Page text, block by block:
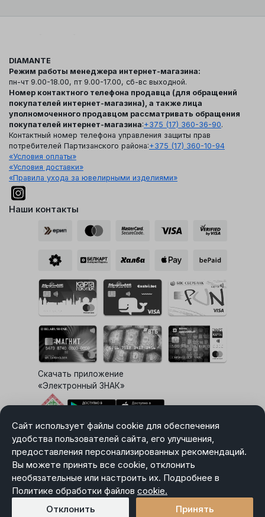
Сайт использует файлы cookie для обеспечения
удобства пользователей сайта, его улучшения,
предоставления персонализированных рекомендаций.
Вы можете принять все cookie, отклонить
необязательные или настроить их. Подробнее в
Политике обработки файлов cookie.
Отклонить
Принять
DIAMANTE
Режим работы менеджера интернет-магазина:
пн-чт 9.00-18.00, пт 9.00-17.00, сб-вс выходной.
Номер контактного телефона продавца (для обращений
покупателей интернет-магазина), а также лица
уполномоченного продавцом рассматривать обращения
покупателей интернет-магазина:+375 (17) 360-36-90.
Контактный номер телефона управления защиты прав
потребителей Партизанского района:+375 (17) 360-10-94
«Условия оплаты»
«Условия доставки»
«Правила ухода за ювелирными изделиями»
Наши контакты
Скачать приложение
«Электронный ЗНАК»
Выбор настроек Cookie
Карта сайта
Политика в отношении обработки персональных данных
Пользовательское соглашение